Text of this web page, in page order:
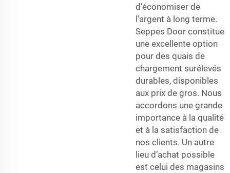
d’économiser de
l’argent à long terme.
Seppes Door constitue
une excellente option
pour des quais de
chargement surélevés
durables, disponibles
aux prix de gros. Nous
accordons une grande
importance à la qualité
et à la satisfaction de
nos clients. Un autre
lieu d’achat possible
est celui des magasins